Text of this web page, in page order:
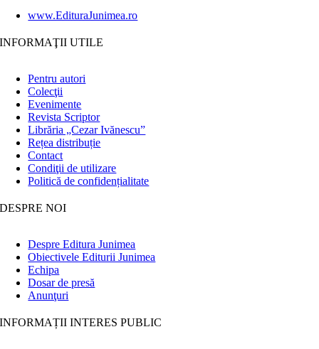
www.EdituraJunimea.ro
INFORMAŢII UTILE
Pentru autori
Colecţii
Evenimente
Revista Scriptor
Librăria „Cezar Ivănescu”
Rețea distribuție
Contact
Condiţii de utilizare
Politică de confidențialitate
DESPRE NOI
Despre Editura Junimea
Obiectivele Editurii Junimea
Echipa
Dosar de presă
Anunţuri
INFORMAȚII INTERES PUBLIC